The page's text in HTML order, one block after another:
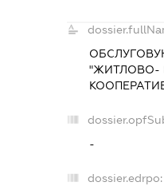
"ЖИТЛОВО-
-
dossier.edrpo: